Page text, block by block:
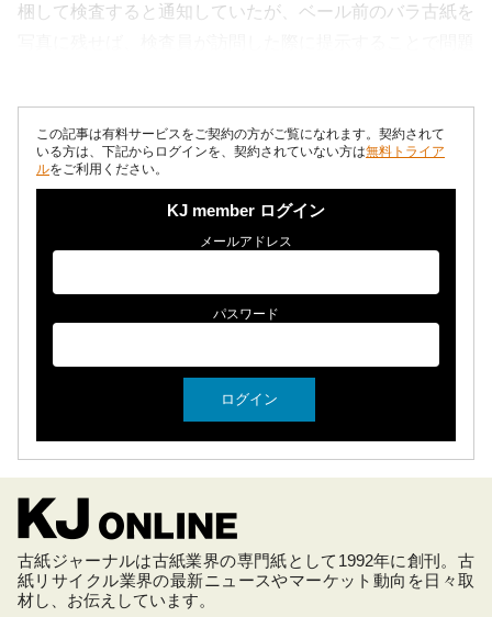
梱して検査すると通知していたが、ベール前のバラ古紙を
この記事は有料サービスをご契約の方がご覧になれます。契約されて
いる方は、下記からログインを、契約されていない方は無料トライア
ルをご利用ください。
KJ member ログイン
メールアドレス
パスワード
古紙ジャーナルは古紙業界の専門紙として1992年に創刊。古
紙リサイクル業界の最新ニュースやマーケット動向を日々取
材し、お伝えしています。